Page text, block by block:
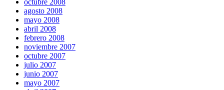
octubre 2008
agosto 2008
mayo 2008
abril 2008
febrero 2008
noviembre 2007
octubre 2007
julio 2007
junio 2007
mayo 2007